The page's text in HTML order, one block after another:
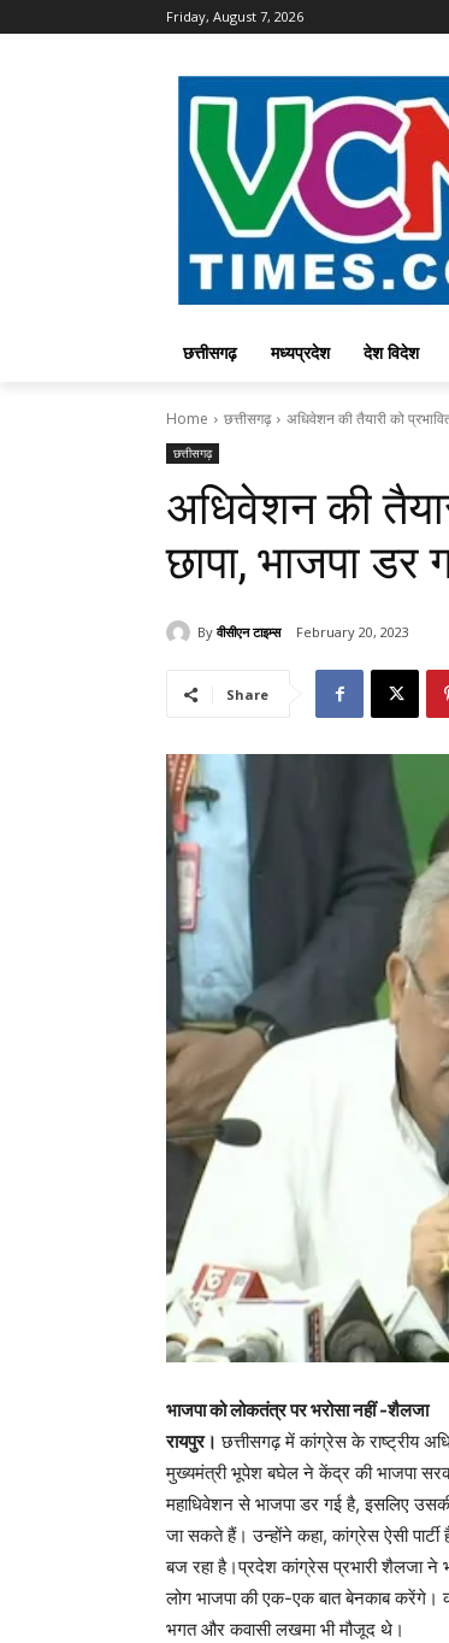
Friday, August 7, 2026
छत्तीसगढ़ मध्यप्रदेश देश विदेश
Home छत्तीसगढ़ अधिवेशन की तैयारी को
छत्तीसगढ़
अधिवेशन की
छापा, भाजपा
By वीसीएन टाइम्स February 20, 2023
Share
भाजपा को लोकतंत्र पर भरोसा नहीं -शैलजा
रायपुर। छत्तीसगढ़ में कांग्रेस के राष्ट्रीय
मुख्यमंत्री भूपेश बघेल ने केंद्र की भाजपा
महाधिवेशन से भाजपा डर गई है, इसलिए
जा सकते हैं। उन्होंने कहा, कांग्रेस ऐसी
बज रहा है।प्रदेश कांग्रेस प्रभारी शैलजा ने
लोग भाजपा की एक-एक बात बेनकाब करेंगे।
भगत और कवासी लखमा भी मौजूद थे।